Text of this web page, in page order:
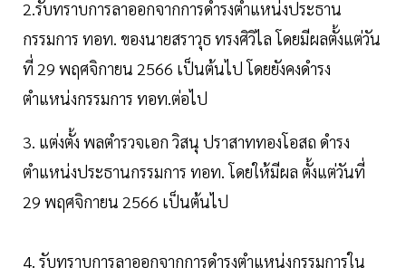
2.รับทราบการลาออกจากการดำรงตำแหน่งประธาน
กรรมการ ทอท. ของนายสราวุธ ทรงศิวิไล โดยมีผลตั้งแต่วัน
ที่ 29 พฤศจิกายน 2566 เป็นต้นไป โดยยังคงดำรง
ตำแหน่งกรรมการ ทอท.ต่อไป
3. แต่งตั้ง พลตำรวจเอก วิสนุ ปราสาททองโอสถ ดำรง
ตำแหน่งประธานกรรมการ ทอท. โดยให้มีผล ตั้งแต่วันที่
29 พฤศจิกายน 2566 เป็นต้นไป
4. รับทราบการลาออกจากการดำรงตำแหน่งกรรมการใน